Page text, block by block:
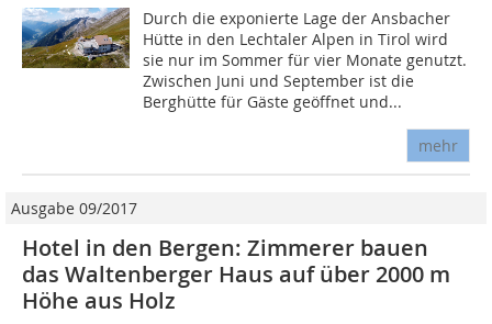
Durch die exponierte Lage der Ansbacher
Hütte in den Lechtaler Alpen in Tirol wird
sie nur im Sommer für vier Monate genutzt.
Zwischen Juni und September ist die
Berghütte für Gäste geöffnet und...
mehr
Ausgabe 09/2017
Hotel in den Bergen: Zimmerer bauen
das Waltenberger Haus auf über 2000 m
Höhe aus Holz